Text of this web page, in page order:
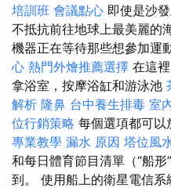
培訓班 會議點心 即使是沙
不抵抗前往地球上最美麗的
機器正在等待那些想參加運
心 熱門外燴推薦選擇 在這
拿浴室，按摩浴缸和游泳池
解析 隆鼻 台中養生排毒 室
位行銷策略 每個選項都可以
專業教學 漏水 原因 塔位風
和每日體育節目清單（“船
到。 使用船上的衛星電信